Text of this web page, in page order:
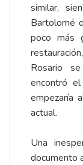
similar,
Bartolomé
poco más
Rosario
encontró
empezaría
actual.
Una
documento